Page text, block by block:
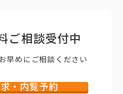
ご相談受付中
早めにご相談ください
・内覧予約